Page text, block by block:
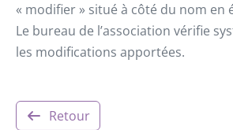
« modifier » situé à côté du nom en
Le bureau de l’association vérifie
les modifications apportées.
Retour